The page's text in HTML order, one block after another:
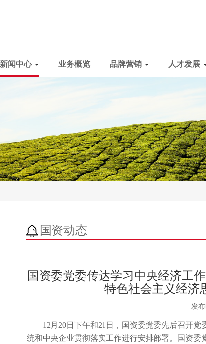
新闻中心 业务概览 品牌营销 人才发展
国资动态
国资委党委传达学习中央经济工
特色社会主义经济
发布
12月20日下午和21日，国资委党委先后召开
统和中央企业贯彻落实工作进行安排部署。国资